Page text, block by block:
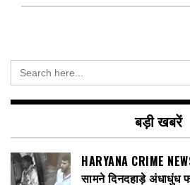
Search
for:
बड़ी खबरें
HARYANA CRIME
सामने दिनदहाड़े अंधाधुंध